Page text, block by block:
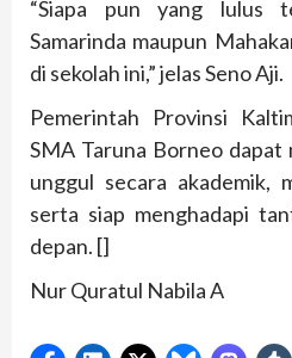
“Siapa pun yang lulus
Samarinda maupun
di sekolah ini,” jelas Seno Aji.
Pemerintah Provinsi
SMA Taruna Borneo dapat
unggul secara akademik,
serta siap menghadapi
depan. []
Nur Quratul Nabila A